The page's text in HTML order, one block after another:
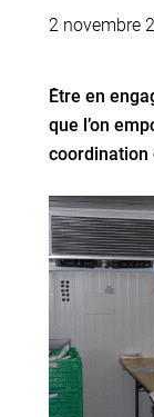
2 novembre
Être en
que l’on
coordination